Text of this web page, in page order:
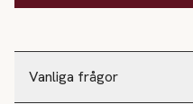
Vanliga frågor